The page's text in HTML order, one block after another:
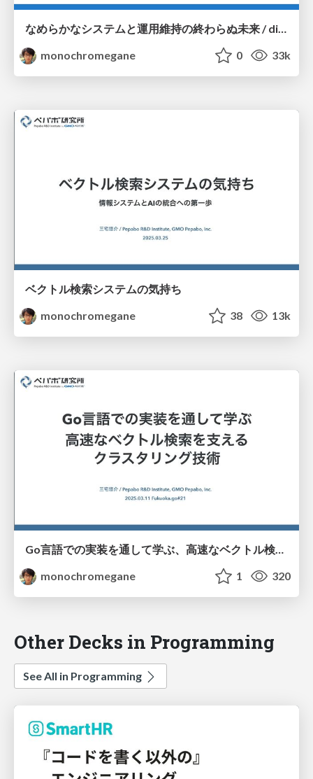
monochromegane
0 33k
ベクトル検索システムの気持ち
monochromegane
38 13k
Go言語での実装を通して学ぶ、高速なベクトル検索を支えるクラスタリング技術/fukuokago-kmeans
monochromegane
1 320
Other Decks in Programming
See All in Programming